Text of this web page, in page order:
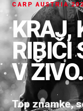
CARP AUSTRIA
KRAJ,
RIBIČI
V ŽIVO.
Top znamke,